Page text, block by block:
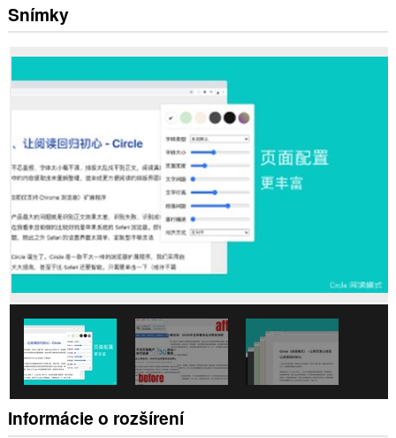
Toto
rozšírenie
prístup
vašim
webových
Toto
rozšírenie
má
prístup
k
vašim
dátam
niektorých
stránkach.
Snímky
Informácie o rozšírení